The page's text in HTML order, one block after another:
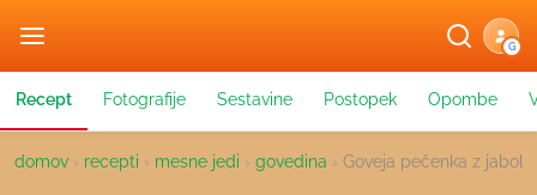
G
Recept Fotografije Sestavine Postopek Opombe
domov › recepti › mesne jedi › govedina › Goveja pečenka z